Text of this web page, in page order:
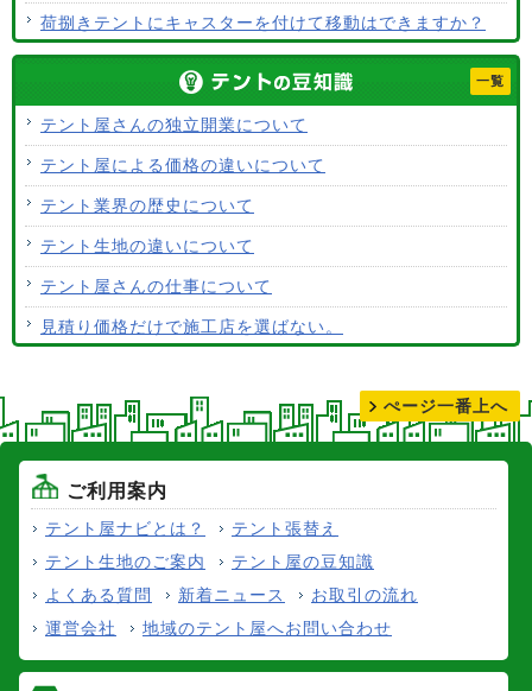
荷捌きテントにキャスターを付けて移動はできますか？
使用するテント生地の違いは？
ALCなどにオーニングは設置できますか？
テント生地はクリーニングできますか？
一覧
テント屋さんの独立開業について
テント屋による価格の違いについて
テント業界の歴史について
テント生地の違いについて
テント屋さんの仕事について
見積り価格だけで施工店を選ばない。
ぺージ一番上へ
ご利用案内
テント屋ナビとは？
テント張替え
テント生地のご案内
テント屋の豆知識
よくある質問
新着ニュース
お取引の流れ
運営会社
地域のテント屋へお問い合わせ